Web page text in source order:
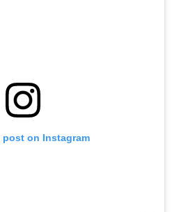
post on Instagram